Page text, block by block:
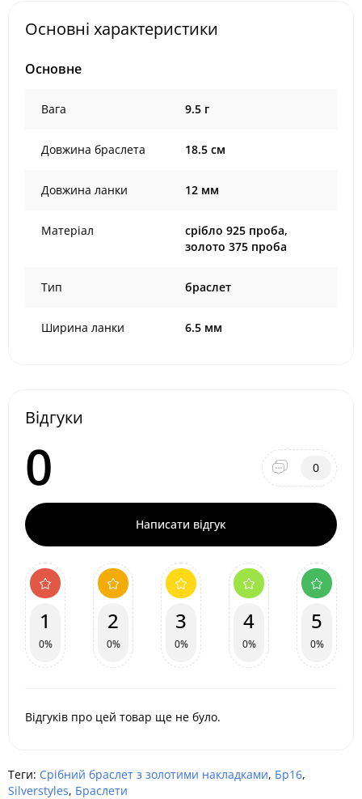
Основні характеристики
Основне
Вага 9.5 г
Довжина браслета 18.5 см
Довжина ланки 12 мм
Матеріал
срібло 925 проба,
золото 375 проба
Тип браслет
Ширина ланки 6.5 мм
Відгуки
0 0
Написати відгук
1
0%
2
0%
3
0%
4
0%
5
0%
Відгуків про цей товар ще не було.
Теги: Срібний браслет з золотими накладками, Бр16,
Silverstyles, Браслети